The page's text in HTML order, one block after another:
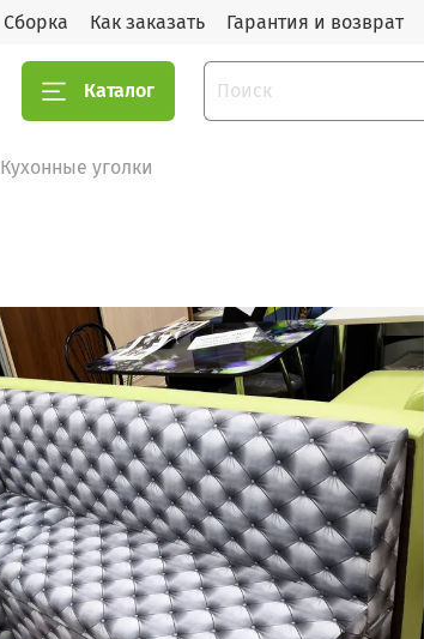
Сборка Как заказать Гарантия и возврат
Каталог
Кухонные уголки